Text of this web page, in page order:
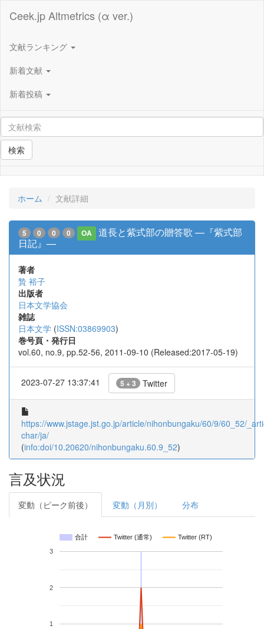
Ceek.jp Altmetrics (α ver.)
文献ランキング
新着文献
新着投稿
検索
ホーム 文献詳細
5 0 0 0 OA
道長と紫式部の贈答歌 —『紫式部
日記』—
著者
贄 裕子
出版者
日本文学協会
雑誌
日本文学 (ISSN:03869903)
巻号頁・発行日
vol.60, no.9, pp.52-56, 2011-09-10 (Released:2017-05-19)
2023-07-27 13:37:41 5 + 3 Twitter
https://www.jstage.jst.go.jp/article/nihonbungaku/60/9/60_52/
char/ja/
(info:doi/10.20620/nihonbungaku.60.9_52)
言及状況
変動（ピーク前後） 変動（月別） 分布
合計 Twitter (通常) Twitter (RT)
1
2
3